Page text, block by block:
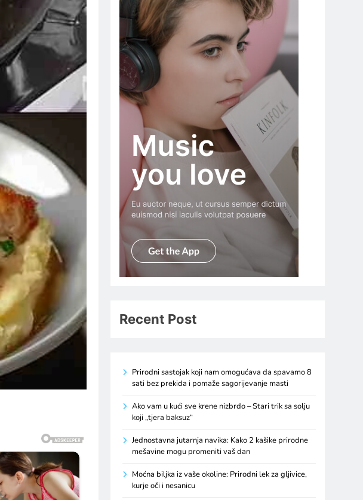
Recent Post
Prirodni sastojak koji nam omogućava da spavamo 8
sati bez prekida i pomaže sagorijevanje masti
Ako vam u kući sve krene nizbrdo – Stari trik sa solju
koji „tjera baksuz“
Jednostavna jutarnja navika: Kako 2 kašike prirodne
mešavine mogu promeniti vaš dan
Moćna biljka iz vaše okoline: Prirodni lek za gljivice,
kurje oči i nesanicu